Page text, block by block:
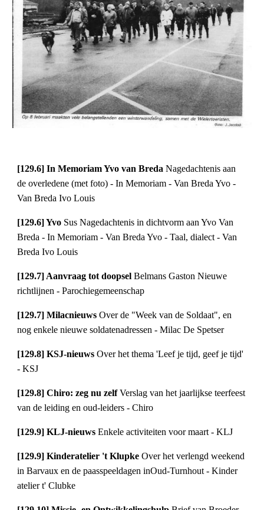
[129.6] In Memoriam Yvo van Breda Nagedachtenis aan
de overledene (met foto) - In Memoriam - Van Breda Yvo -
Van Breda Ivo Louis
[129.6] Yvo Sus Nagedachtenis in dichtvorm aan Yvo Van
Breda - In Memoriam - Van Breda Yvo - Taal, dialect - Van
Breda Ivo Louis
[129.7] Aanvraag tot doopsel Belmans Gaston Nieuwe
richtlijnen - Parochiegemeenschap
[129.7] Milacnieuws Over de "Week van de Soldaat", en
nog enkele nieuwe soldatenadressen - Milac De Spetser
[129.8] KSJ-nieuws Over het thema 'Leef je tijd, geef je tijd'
- KSJ
[129.8] Chiro: zeg nu zelf Verslag van het jaarlijkse teerfeest
van de leiding en oud-leiders - Chiro
[129.9] KLJ-nieuws Enkele activiteiten voor maart - KLJ
[129.9] Kinderatelier 't Klupke Over het verlengd weekend
in Barvaux en de paasspeeldagen inOud-Turnhout - Kinder
atelier t' Clubke